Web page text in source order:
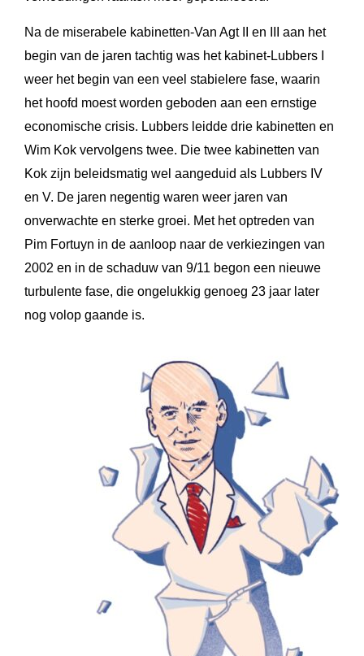
Na de miserabele kabinetten-Van Agt II en III aan het
begin van de jaren tachtig was het kabinet-Lubbers I
weer het begin van een veel stabielere fase, waarin
het hoofd moest worden geboden aan een ernstige
economische crisis. Lubbers leidde drie kabinetten en
Wim Kok vervolgens twee. Die twee kabinetten van
Kok zijn beleidsmatig wel aangeduid als Lubbers IV
en V. De jaren negentig waren weer jaren van
onverwachte en sterke groei. Met het optreden van
Pim Fortuyn in de aanloop naar de verkiezingen van
2002 en in de schaduw van 9/11 begon een nieuwe
turbulente fase, die ongelukkig genoeg 23 jaar later
nog volop gaande is.